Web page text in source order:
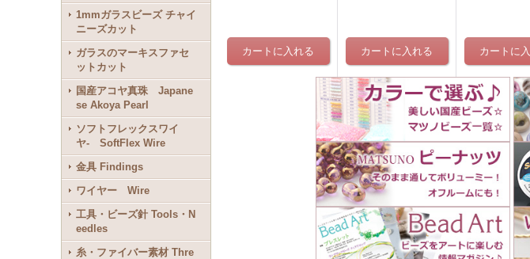
1mmガラスビーズ チャイ
ニーズカット
ガラスのマーキスファセ
ットカット
国産アコヤ真珠 Japane
se Akoya Pearl
ソフトフレックスワイ
ヤ- SoftFlex Wire
金具 Findings
ワイヤー Wire
工具・ビーズ針 Tools・N
eedles
糸・ファイバー素材 Thre